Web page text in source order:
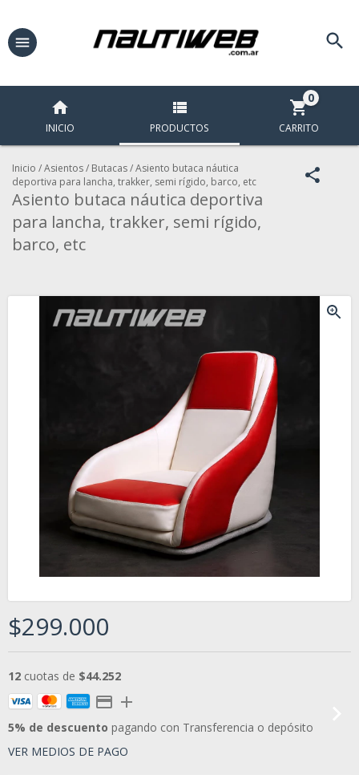
INICIO PRODUCTOS CARRITO
0
Inicio /Asientos/ Butacas/Asiento butaca náutica
deportiva para lancha, trakker, semi rígido, barco, etc
Asiento butaca náutica deportiva
para lancha, trakker, semi rígido,
barco, etc
$299.000
12 cuotas de $44.252
5% de descuento pagando con Transferencia o depósito
VER MEDIOS DE PAGO